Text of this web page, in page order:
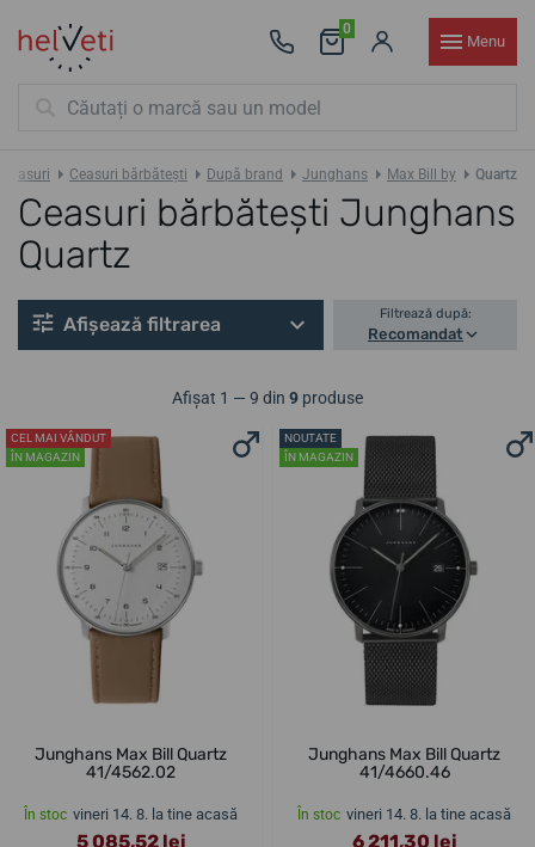
0
Menu
Ceasuri Ceasuri bărbătești După brand Junghans Max Bill by Quartz
Ceasuri bărbătești Junghans
Quartz
Afișează filtrarea Filtrează după:
Recomandat
Afișat 1 — 9 din 9 produse
CEL MAI VÂNDUT
ÎN MAGAZIN
Junghans Max Bill Quartz
41/4562.02
În stoc vineri 14. 8. la tine acasă
5 085,52 lei
NOUTATE
ÎN MAGAZIN
Junghans Max Bill Quartz
41/4660.46
În stoc vineri 14. 8. la tine acasă
6 211,30 lei